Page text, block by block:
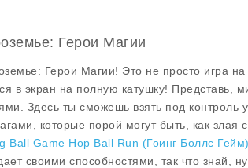
Герои Магии
Герои Магии! Это не просто игра
в экран на полную катушку! Представь,
Здесь ты сможешь взять под контроль
которые порой могут быть, как злая
Ball Game Hop Ball Run (Гоинг Боллс
своими способностями, так что знай,